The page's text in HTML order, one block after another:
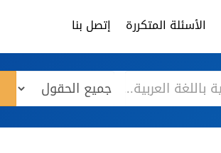
الأسئلة المتكررة إتصل بنا